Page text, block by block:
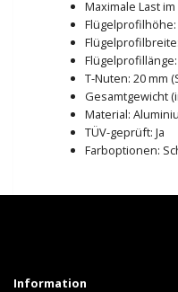
Maximale Last
Flügelprofilhöhe:
T-Nuten: 20 mm
Gesamtgewicht
Material:
TÜV-geprüft: Ja
Farboptionen:
Information